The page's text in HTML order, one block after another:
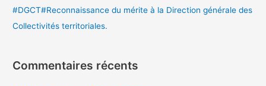
#DGCT#Reconnaissance du mérite à la Direction générale des
Collectivités territoriales.
Commentaires récents